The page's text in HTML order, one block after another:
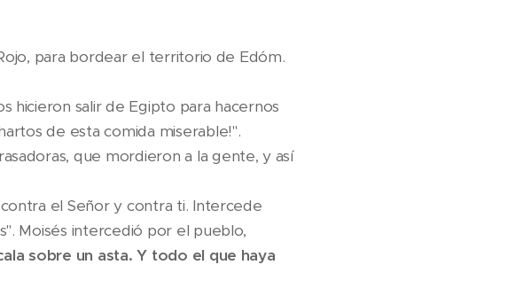
para bordear el territorio de Edóm.
hicieron salir de Egipto para hacernos
de esta comida miserable!".
que mordieron a la gente, y así
el Señor y contra ti. Intercede
Moisés intercedió por el pueblo,
sobre un asta. Y todo el que haya